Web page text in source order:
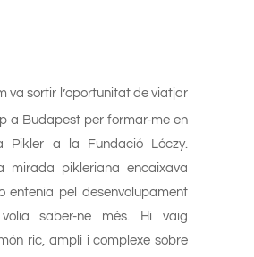
va sortir l’oportunitat de viatjar
a Budapest per formar-me en
Pikler a la Fundació Lóczy.
mirada pikleriana encaixava
entenia pel desenvolupament
saber-ne més. Hi vaig
ric, ampli i complexe sobre